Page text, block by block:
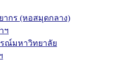
ากร (หอสมุดกลาง)
ฯ
ณ์มหาวิทยาลัย